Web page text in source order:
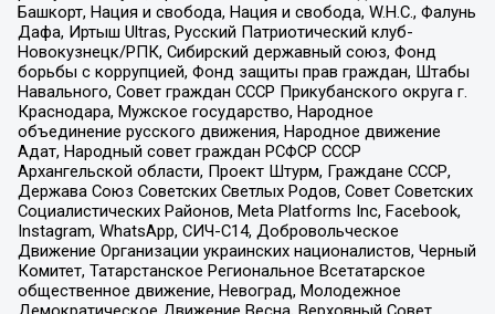
Башкорт, Нация и свобода, Нация и свобода, W.H.С., Фалунь
Дафа, Иртыш Ultras, Русский Патриотический клуб-
Новокузнецк/РПК, Сибирский державный союз, Фонд
борьбы с коррупцией, Фонд защиты прав граждан, Штабы
Навального, Совет граждан СССР Прикубанского округа г.
Краснодара, Мужское государство, Народное
объединение русского движения, Народное движение
Адат, Народный совет граждан РСФСР СССР
Архангельской области, Проект Штурм, Граждане СССР,
Держава Союз Советских Светлых Родов, Совет Советских
Социалистических Районов, Meta Platforms Inc, Facebook,
Instagram, WhatsApp, СИЧ-С14, Добровольческое
Движение Организации украинских националистов, Черный
Комитет, Татарстанское Региональное Всетатарское
общественное движение, Невоград, Молодежное